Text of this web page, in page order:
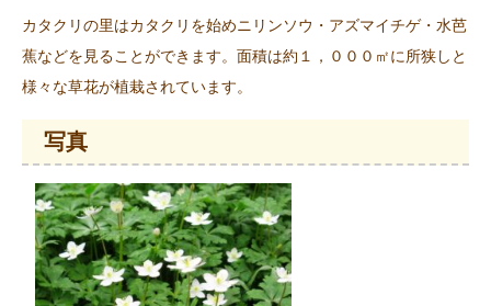
カタクリの里はカタクリを始めニリンソウ・アズマイチゲ・水芭
蕉などを見ることができます。面積は約１，０００㎡に所狭しと
様々な草花が植栽されています。
写真